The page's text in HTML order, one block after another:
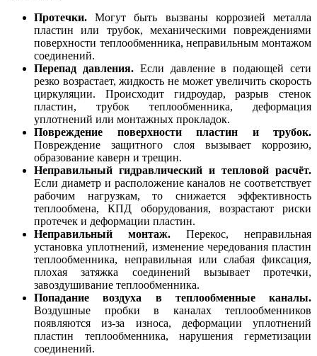
Протечки. Могут быть вызваны коррозией металла
пластин или трубок, механическими повреждениями
поверхности теплообменника, неправильным монтажом
соединений.
Перепад давления.Если давление в подающей сети
резко возрастает, жидкость не может увеличить скорость
циркуляции. Происходит гидроудар, разрыв стенок
пластин, трубок теплообменника, деформация
уплотнений или монтажных прокладок.
Повреждение поверхности пластин и трубок.
Повреждение защитного слоя вызывает коррозию,
образование каверн и трещин.
Неправильный гидравлический и тепловой расчёт.
Если диаметр и расположение каналов не соответствует
рабочим нагрузкам, то снижается эффективность
теплообмена, КПД оборудования, возрастают риски
протечек и деформации пластин.
Неправильный монтаж. Перекос, неправильная
установка уплотнений, изменение чередования пластин
теплообменника, неправильная или слабая фиксация,
плохая затяжка соединений вызывает протечки,
завоздушивание теплообменника.
Попадание воздуха в теплообменные каналы.
Воздушные пробки в каналах теплообменников
появляются из-за износа, деформации уплотнений
пластин теплообменника, нарушения герметизации
соединений.